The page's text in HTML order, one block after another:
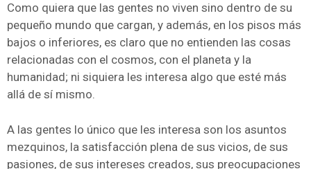
Como quiera que las gentes no viven sino dentro de su
pequeño mundo que cargan, y además, en los pisos más
bajos o inferiores, es claro que no entienden las cosas
relacionadas con el cosmos, con el planeta y la
humanidad; ni siquiera les interesa algo que esté más
allá de sí mismo.
A las gentes lo único que les interesa son los asuntos
mezquinos, la satisfacción plena de sus vicios, de sus
pasiones, de sus intereses creados, sus preocupaciones